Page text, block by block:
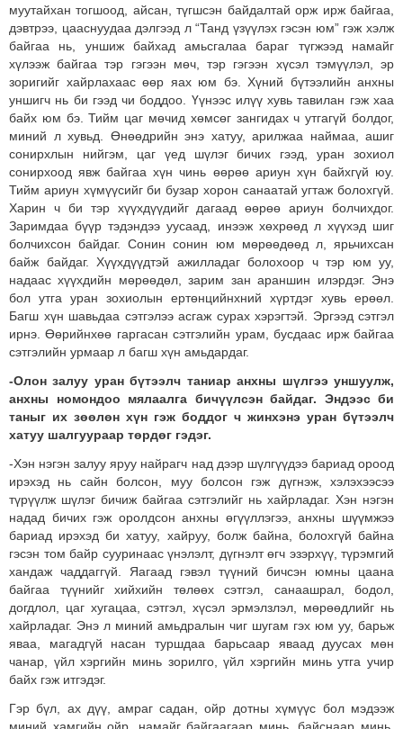
муутайхан тогшоод, айсан, түгшсэн байдалтай орж ирж байгаа,
дэвтрээ, цааснуудаа дэлгээд л “Танд үзүүлэх гэсэн юм” гэж хэлж
байгаа нь, уншиж байхад амьсгалаа бараг түгжээд намайг
хүлээж байгаа тэр гэгээн мөч, тэр гэгээн хүсэл тэмүүлэл, эр
зоригийг хайрлахаас өөр яах юм бэ. Хүний бүтээлийн анхны
уншигч нь би гээд чи боддоо. Үүнээс илүү хувь тавилан гэж хаа
байх юм бэ. Тийм цаг мөчид хөмсөг зангидах ч утгагүй болдог,
миний л хувьд. Өнөөдрийн энэ хатуу, арилжаа наймаа, ашиг
сонирхлын нийгэм, цаг үед шүлэг бичих гээд, уран зохиол
сонирхоод явж байгаа хүн чинь өөрөө ариун хүн байхгүй юу.
Тийм ариун хүмүүсийг би бузар хорон санаатай угтаж болохгүй.
Харин ч би тэр хүүхдүүдийг дагаад өөрөө ариун болчихдог.
Заримдаа бүүр тэдэндээ уусаад, инээж хөхрөөд л хүүхэд шиг
болчихсон байдаг. Сонин сонин юм мөрөөдөөд л, ярьчихсан
байж байдаг. Хүүхдүүдтэй ажилладаг болохоор ч тэр юм уу,
надаас хүүхдийн мөрөөдөл, зарим зан араншин илэрдэг. Энэ
бол утга уран зохиолын ертөнцийнхний хүртдэг хувь ерөөл.
Багш хүн шавьдаа сэтгэлээ асгаж сурах хэрэгтэй. Эргээд сэтгэл
ирнэ. Өөрийнхөө гаргасан сэтгэлийн урам, бусдаас ирж байгаа
сэтгэлийн урмаар л багш хүн амьдардаг.
-Олон залуу уран бүтээлч таниар анхны шүлгээ уншуулж,
анхны номондоо мялаалга бичүүлсэн байдаг. Эндээс би
таныг их зөөлөн хүн гэж боддог ч жинхэнэ уран бүтээлч
хатуу шалгуураар төрдөг гэдэг.
-Хэн нэгэн залуу яруу найрагч над дээр шүлгүүдээ бариад ороод
ирэхэд нь сайн болсон, муу болсон гэж дүгнэж, хэлэхээсээ
түрүүлж шүлэг бичиж байгаа сэтгэлийг нь хайрладаг. Хэн нэгэн
надад бичих гэж оролдсон анхны өгүүллэгээ, анхны шүүмжээ
бариад ирэхэд би хатуу, хайруу, болж байна, болохгүй байна
гэсэн том байр сууринаас үнэлэлт, дүгнэлт өгч эзэрхүү, түрэмгий
хандаж чаддаггүй. Яагаад гэвэл түүний бичсэн юмны цаана
байгаа түүнийг хийхийн төлөөх сэтгэл, санаашрал, бодол,
догдлол, цаг хугацаа, сэтгэл, хүсэл эрмэлзлэл, мөрөөдлийг нь
хайрладаг. Энэ л миний амьдралын чиг шугам гэх юм уу, барьж
яваа, магадгүй насан туршдаа барьсаар яваад дуусах мөн
чанар, үйл хэргийн минь зорилго, үйл хэргийн минь утга учир
байх гэж итгэдэг.
Гэр бүл, ах дүү, амраг садан, ойр дотны хүмүүс бол мэдээж